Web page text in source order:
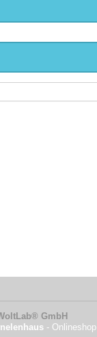
GmbH
- Onlineshop